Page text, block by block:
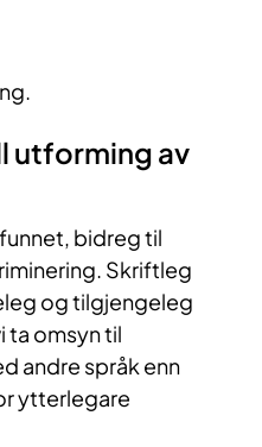
utforming av
bidreg til
Skriftleg
og tilgjengeleg
ta omsyn til
andre språk enn
ytterlegare